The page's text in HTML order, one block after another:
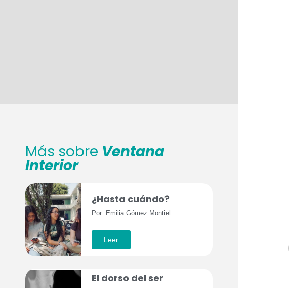
Más sobre Ventana
Interior
¿Hasta cuándo?
Por: Emilia Gómez Montiel
Leer
El dorso del ser